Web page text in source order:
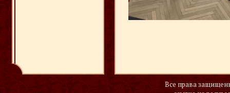
Все права